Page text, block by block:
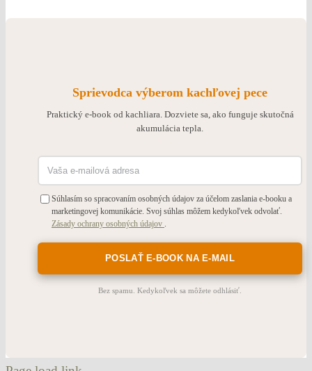
Sprievodca výberom kachľovej pece
Praktický e-book od kachliara. Dozviete sa, ako funguje skutočná
akumulácia tepla.
Súhlasím so spracovaním osobných údajov za účelom zaslania e-booku a
marketingovej komunikácie. Svoj súhlas môžem kedykoľvek odvolať.
Zásady ochrany osobných údajov .
Bez spamu. Kedykoľvek sa môžete odhlásiť.